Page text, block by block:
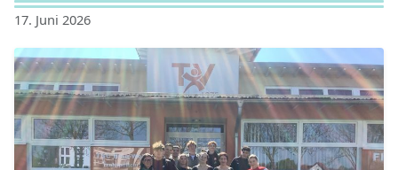
17. Juni 2026